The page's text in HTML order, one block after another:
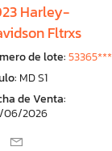
Harley-
Fltrxs
de lote:53365***
MD S1
de Venta:
2026